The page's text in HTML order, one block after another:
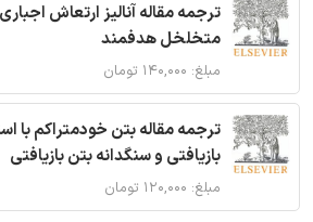
ترجمه مقاله آنالیز ارتعاش
متخلخل هدفمند
مبلغ: ۱۴۰,۰۰۰ تومان
ترجمه مقاله بتن خودمتراکم با
بازیافتی و سنگدانه بتن بازیافتی
مبلغ: ۱۲۰,۰۰۰ تومان